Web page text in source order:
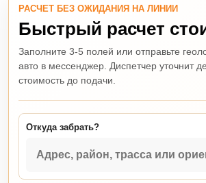
РАСЧЕТ БЕЗ ОЖИДАНИЯ НА ЛИНИИ
Быстрый расчет
Заполните 3-5 полей или отправьте
авто в мессенджер. Диспетчер уточнит
стоимость до подачи.
Откуда забрать?